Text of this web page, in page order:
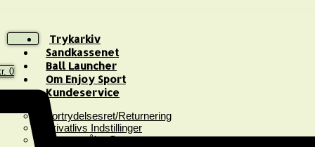
Trykarkiv
Sandkassenet
Ball Launcher
Om Enjoy Sport
Kundeservice
Fortrydelsesret/Returnering
Privatlivs Indstillinger
Spørgsmål & Svar
0